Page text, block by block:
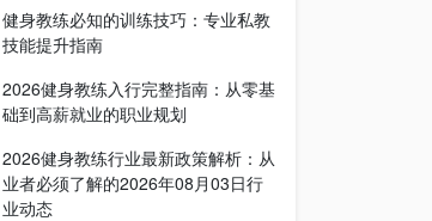
健身教练必知的训练技巧：专业私教
技能提升指南
2026健身教练入行完整指南：从零基
础到高薪就业的职业规划
2026健身教练行业最新政策解析：从
业者必须了解的2026年08月03日行
业动态